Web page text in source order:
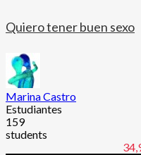
Quiero tener buen sexo
Marina Castro
Estudiantes
159
students